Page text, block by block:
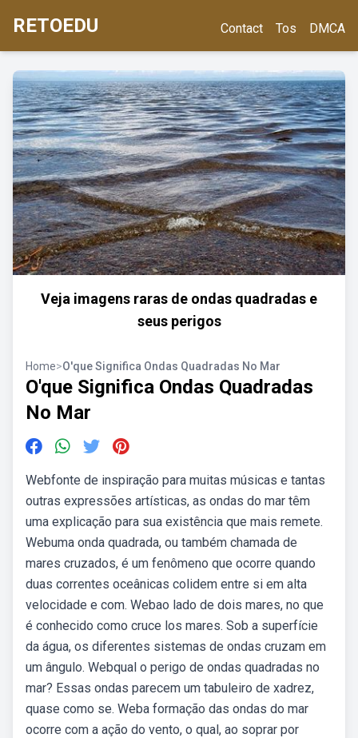
RETOEDU Contact Tos DMCA
Veja imagens raras de ondas quadradas e
seus perigos
Home>O'que Significa Ondas Quadradas No Mar
O'que Significa Ondas Quadradas
No Mar
Webfonte de inspiração para muitas músicas e tantas
outras expressões artísticas, as ondas do mar têm
uma explicação para sua existência que mais remete.
Webuma onda quadrada, ou também chamada de
mares cruzados, é um fenômeno que ocorre quando
duas correntes oceânicas colidem entre si em alta
velocidade e com. Webao lado de dois mares, no que
é conhecido como cruce los mares. Sob a superfície
da água, os diferentes sistemas de ondas cruzam em
um ângulo. Webqual o perigo de ondas quadradas no
mar? Essas ondas parecem um tabuleiro de xadrez,
quase como se. Weba formação das ondas do mar
ocorre com a ação do vento, o qual, ao soprar por